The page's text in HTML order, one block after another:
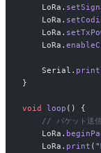
    LoRa.
    LoRa.
    LoRa.
    LoRa.
    Serial.
}
void loop () {
// パケット送
    LoRa.
    LoRa.
print (